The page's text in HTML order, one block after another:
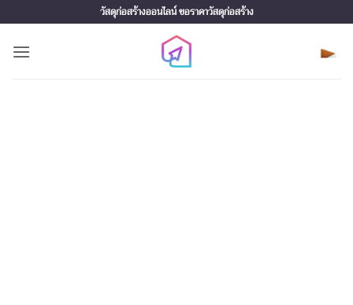
to
content
วัสดุก่อสร้างออนไลน์ ขอราคาวัสดุก่อสร้าง